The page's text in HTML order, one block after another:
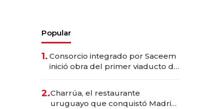
Popular
1. Consorcio integrado por Saceem
inició obra del primer viaducto de
millones
2.Charrúa, el restaurante
uruguayo que conquistó Madrid: